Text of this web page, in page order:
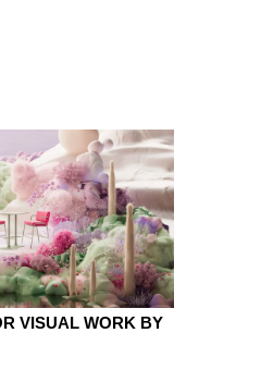
VISUAL WORK BY